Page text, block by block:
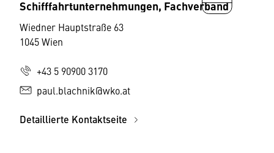
Schifffahrtunternehmungen, Fachverband
Wiedner Hauptstraße 63
1045 Wien
+43 5 90900 3170
paul.blachnik@wko.at
Detaillierte Kontaktseite